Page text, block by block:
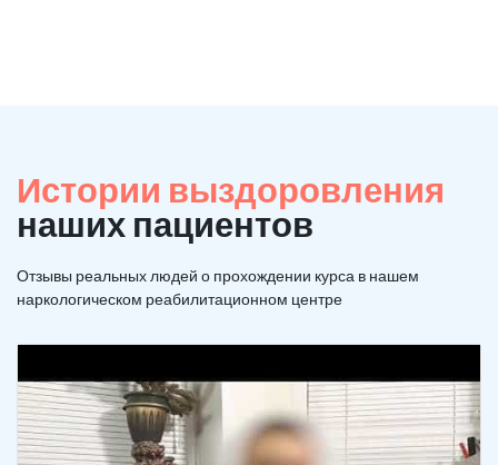
Истории выздоровления
наших пациентов
Отзывы реальных людей о прохождении курса в нашем
наркологическом реабилитационном центре